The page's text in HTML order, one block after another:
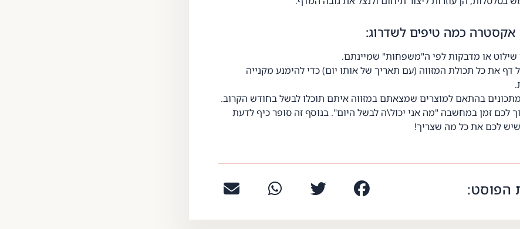
אקסטרה כמה טיפים לשדרוג:
שילוט או מדבקות לפי ה"משפחות" שמיינתם.
דף את כל תכולת המזווה (עם תאריך של אותו יום) כדי להימנע מקנייה
בהתאם למוצרים שמצאתם במזווה איתם תוכלו לבשל בחודש הקרוב.
לכם זמן במחשבה "מה אני יכול\ה לבשל היום". בנוסף זה סופר כיף לדעת
לכם את כל מה שצריך!
הפוסט: